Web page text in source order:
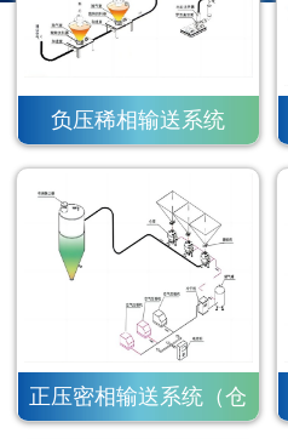
负压稀相输送系统
正压密相输送系统（仓